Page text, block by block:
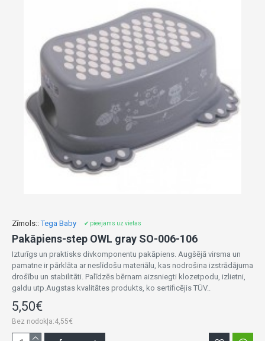
Zīmols:: Tega Baby ✔ pieejams uz vietas
Pakāpiens-step OWL gray SO-006-106
Izturīgs un praktisks divkomponentu pakāpiens. Augšējā virsma un
pamatne ir pārklāta ar neslīdošu materiālu, kas nodrošina izstrādājuma
drošību un stabilitāti. Palīdzēs bērnam aizsniegti klozetpodu, izlietni,
galdu utp.Augstas kvalitātes produkts, ko sertificējis TÜV..
5,50€
Bez nodokļa:4,55€